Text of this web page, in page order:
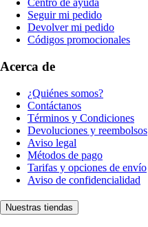
Centro de ayuda
Seguir mi pedido
Devolver mi pedido
Códigos promocionales
Acerca de
¿Quiénes somos?
Contáctanos
Términos y Condiciones
Devoluciones y reembolsos
Aviso legal
Métodos de pago
Tarifas y opciones de envío
Aviso de confidencialidad
Nuestras tiendas